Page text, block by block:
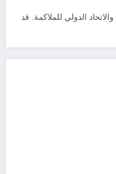
والاتحاد الدولي للملاكمة. قد